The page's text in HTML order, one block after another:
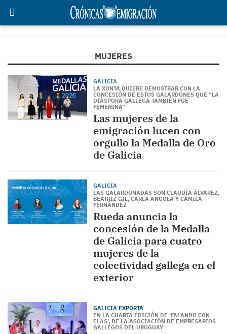
MUJERES
GALICIA
LA XUNTA QUIERE DEMOSTRAR CON LA
CONCESIÓN DE ESTOS GALARDONES QUE “LA
DIÁSPORA GALLEGA TAMBIÉN FUE
FEMENINA”
Las mujeres de la
emigración lucen con
orgullo la Medalla de Oro
de Galicia
GALICIA
LAS GALARDONADAS SON CLAUDIA ÁLVAREZ,
BEATRIZ GIL, CARLA ANGOLA Y CAMILA
FERNÁNDEZ
Rueda anuncia la
concesión de la Medalla
de Galicia para cuatro
mujeres de la
colectividad gallega en el
exterior
GALICIA EXPORTA
EN LA CUARTA EDICIÓN DE ‘FALANDO CON
ELAS’, DE LA ASOCIACIÓN DE EMPRESARIOS
GALLEGOS DEL URUGUAY